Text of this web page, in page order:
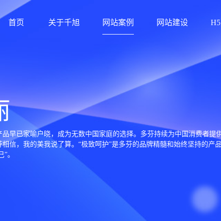
首页 关于千旭 网站案例 网站建设
品早已家喻户晓，成为无数中国家庭的选择。多芬持续为中国消费者
信，我的美我说了算。“极致呵护”是多芬的品牌精髓和始终坚持的
。